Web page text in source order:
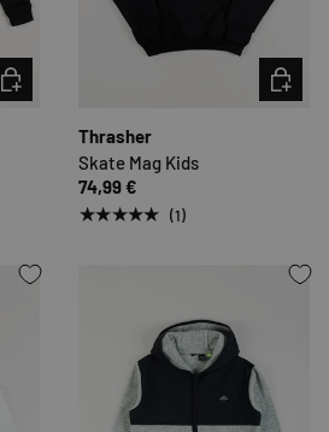
OPTIONEN AUSWÄHLEN
Thrasher
Skate Mag Kids
74,99 €
★★★★★ (1)